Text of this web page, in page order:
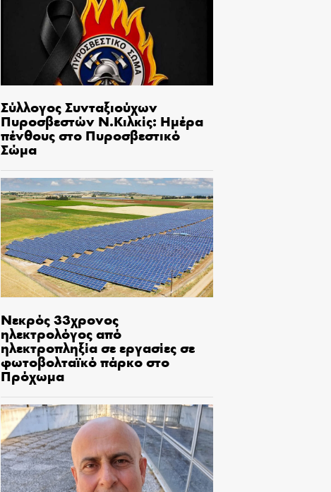
Σύλλογος Συνταξιούχων
Πυροσβεστών Ν.Κιλκίς: Ημέρα
πένθους στο Πυροσβεστικό
Σώμα
Νεκρός 33χρονος
ηλεκτρολόγος από
ηλεκτροπληξία σε εργασίες σε
φωτοβολταϊκό πάρκο στο
Πρόχωμα